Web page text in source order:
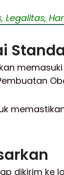
Legalitas,
dikirim ke